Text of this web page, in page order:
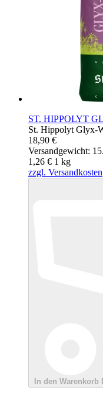
ST. HIPPOLYT
St. Hippolyt Glyx-
18,90 €
Versandgewicht:
1,26 € 1 kg
zzgl. Versandkosten
In den Warenkorb